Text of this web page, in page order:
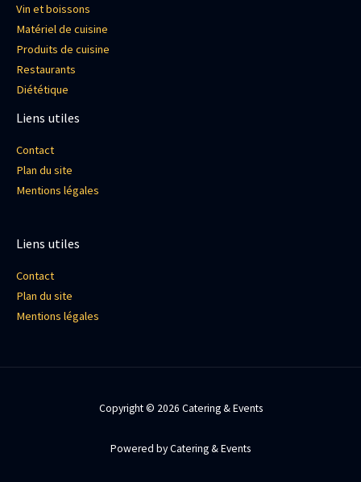
Vin et boissons
Matériel de cuisine
Produits de cuisine
Restaurants
Diététique
Liens utiles
Contact
Plan du site
Mentions légales
Liens utiles
Contact
Plan du site
Mentions légales
Copyright © 2026 Catering & Events
Powered by Catering & Events